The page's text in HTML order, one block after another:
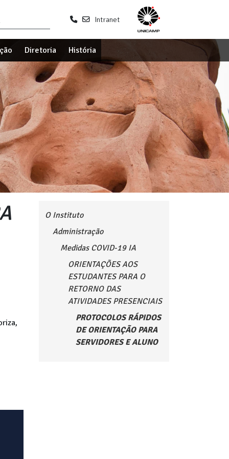
Intranet
Diretoria História
O Instituto
Administração
Medidas COVID-19 IA
ORIENTAÇÕES AOS
ESTUDANTES PARA O
RETORNO DAS
ATIVIDADES PRESENCIAIS
PROTOCOLOS RÁPIDOS
DE ORIENTAÇÃO PARA
SERVIDORES E ALUNO